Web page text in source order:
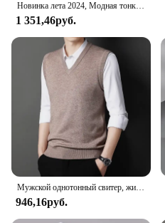
Новинка лета 2024, Модная тонкая Солнцезащитная одежда, мужская уличная дышащая Солнцезащитная одежда, мужская кожаная ветровка
1 351,46руб.
Мужской однотонный свитер, жилет, повседневный модный теплый топ
946,16руб.